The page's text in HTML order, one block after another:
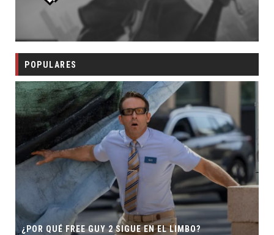
POPULARES
¿POR QUÉ FREE GUY 2 SIGUE EN EL LIMBO?